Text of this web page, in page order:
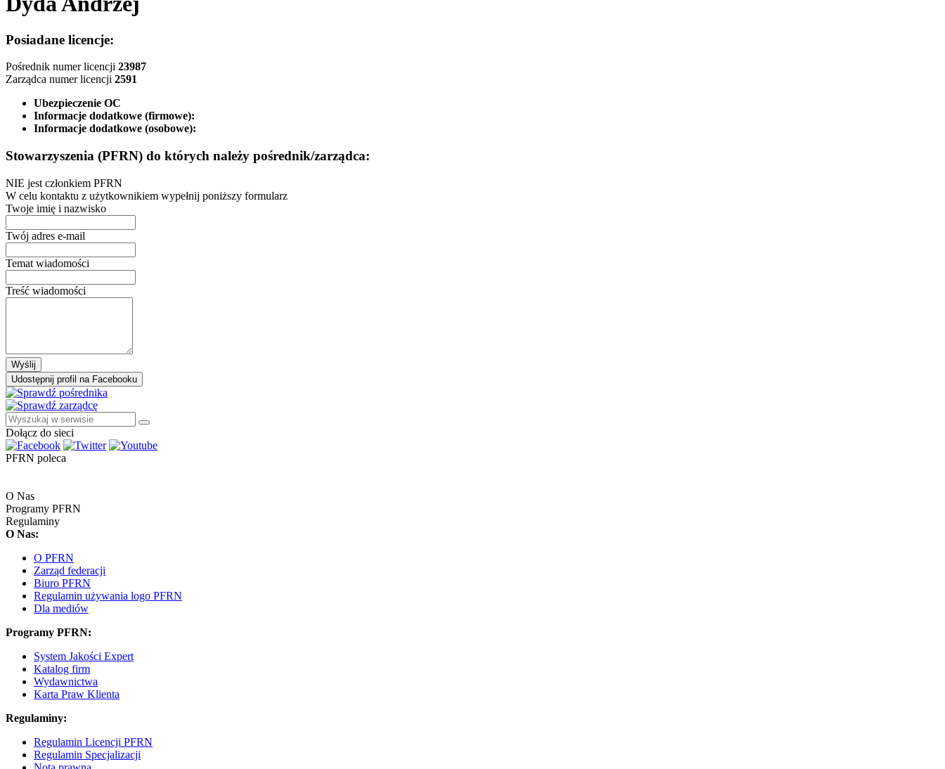
Posiadane licencje:
Pośrednik numer licencji 23987
Zarządca numer licencji 2591
Ubezpieczenie OC
Informacje dodatkowe (firmowe):
Informacje dodatkowe (osobowe):
Stowarzyszenia (PFRN) do których należy pośrednik/zarządca:
NIE jest członkiem PFRN
W celu kontaktu z użytkownikiem wypełnij poniższy formularz
Twoje imię i nazwisko
Twój adres e-mail
Temat wiadomości
Treść wiadomości
Wyślij
Udostępnij profil na Facebooku
Dołącz do sieci
PFRN poleca
O Nas
Programy PFRN
Regulaminy
O Nas:
O PFRN
Zarząd federacji
Biuro PFRN
Regulamin używania logo PFRN
Dla mediów
Programy PFRN:
System Jakości Expert
Katalog firm
Wydawnictwa
Karta Praw Klienta
Regulaminy:
Regulamin Licencji PFRN
Regulamin Specjalizacji